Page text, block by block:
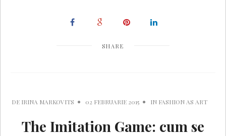
SHARE
DE IRINA MARKOVITS 02 FEBRUARIE 2015 IN FASHION AS ART
The Imitation Game: cum se